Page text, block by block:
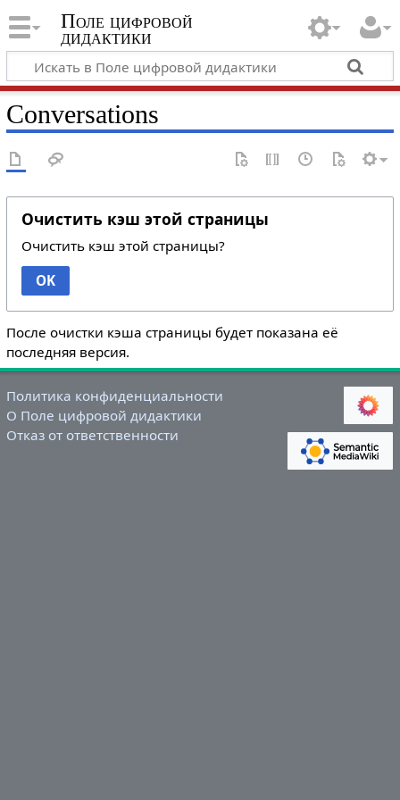
Поле цифровой
дидактики
Conversations
Очистить кэш этой страницы
Очистить кэш этой страницы?
OK
После очистки кэша страницы будет показана её
последняя версия.
Политика конфиденциальности
О Поле цифровой дидактики
Отказ от ответственности